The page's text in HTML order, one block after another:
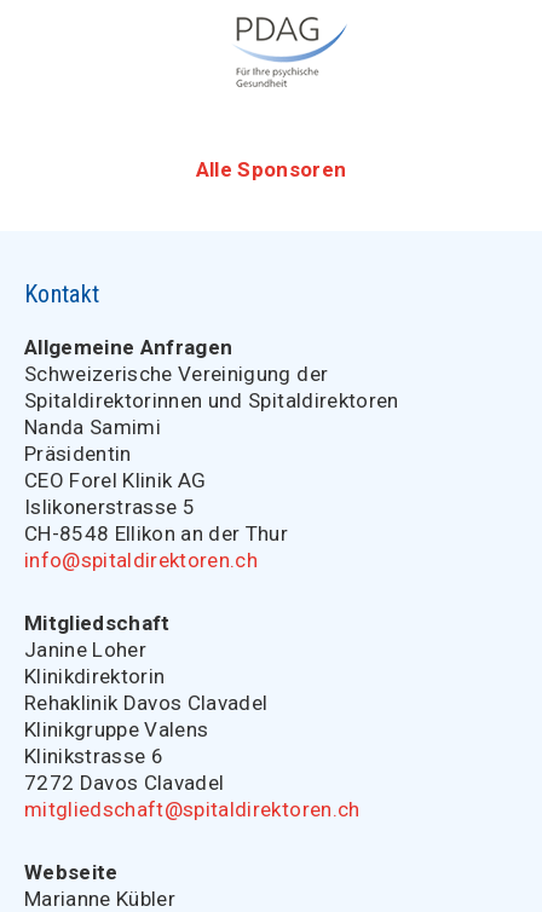
Alle Sponsoren
Kontakt
Allgemeine Anfragen
Schweizerische Vereinigung der
Spitaldirektorinnen und Spitaldirektoren
Nanda Samimi
Präsidentin
CEO Forel Klinik AG
Islikonerstrasse 5
CH-8548 Ellikon an der Thur
info@spitaldirektoren.ch
Mitgliedschaft
Janine Loher
Klinikdirektorin
Rehaklinik Davos Clavadel
Klinikgruppe Valens
Klinikstrasse 6
7272 Davos Clavadel
mitgliedschaft@spitaldirektoren.ch
Webseite
Marianne Kübler